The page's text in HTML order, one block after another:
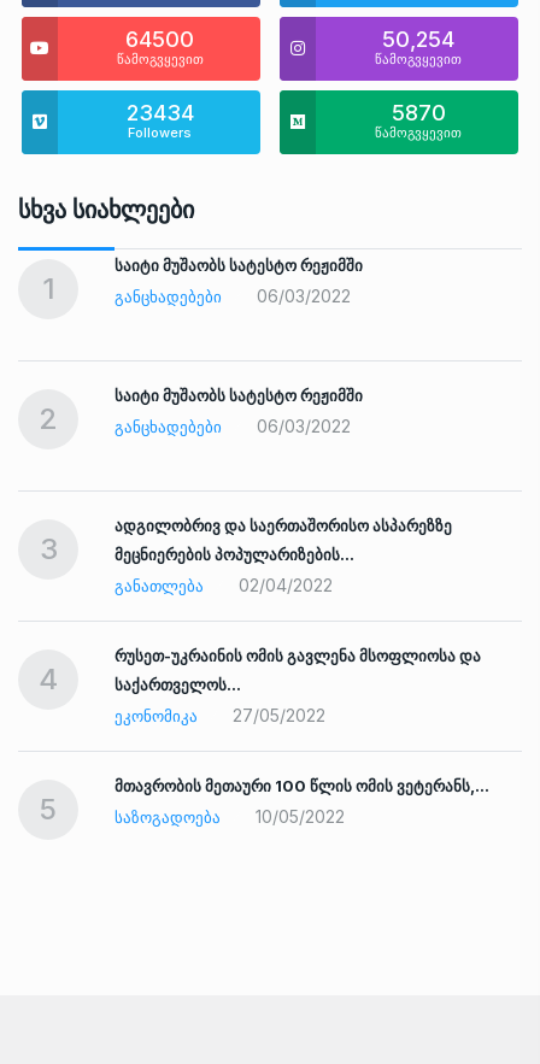
64500
წამოგვყევით
50,254
წამოგვყევით
23434
Followers
5870
წამოგვყევით
Სხვა Სიახლეები
1
საიტი მუშაობს სატესტო რეჟიმში
ᲒᲐᲜᲪᲮᲐᲓᲔᲑᲔᲑᲘ
06/03/2022
2
საიტი მუშაობს სატესტო რეჟიმში
ᲒᲐᲜᲪᲮᲐᲓᲔᲑᲔᲑᲘ
06/03/2022
3
ადგილობრივ და საერთაშორისო ასპარეზზე
მეცნიერების პოპულარიზების…
ᲒᲐᲜᲐᲗᲚᲔᲑᲐ
02/04/2022
4
რუსეთ-უკრაინის ომის გავლენა მსოფლიოსა და
საქართველოს…
ᲔᲙᲝᲜᲝᲛᲘᲙᲐ
27/05/2022
5
მთავრობის მეთაური 100 წლის ომის ვეტერანს,…
ᲡᲐᲖᲝᲒᲐᲓᲝᲔᲑᲐ
10/05/2022